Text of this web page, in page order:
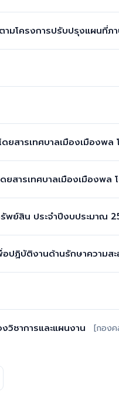
มโครงการปรับปรุงแผนที่ภา
ารเทศบาลเมืองเมืองพล โด
ารเทศบาลเมืองเมืองพล โด
พย์สิน ประจำปีงบประมาณ
ฏิบัติงานด้านรักษาความสะ
วิชาการและแผนงาน [กอง